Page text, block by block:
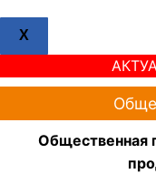
X
Общественная